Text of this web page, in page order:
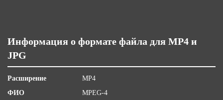
Информация о формате файла для MP4 и
JPG
Расширение
MP4
ФИО
MPEG-4